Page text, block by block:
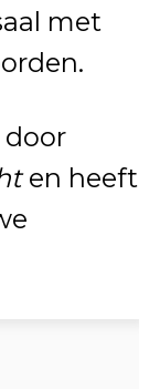
met
door
en heeft